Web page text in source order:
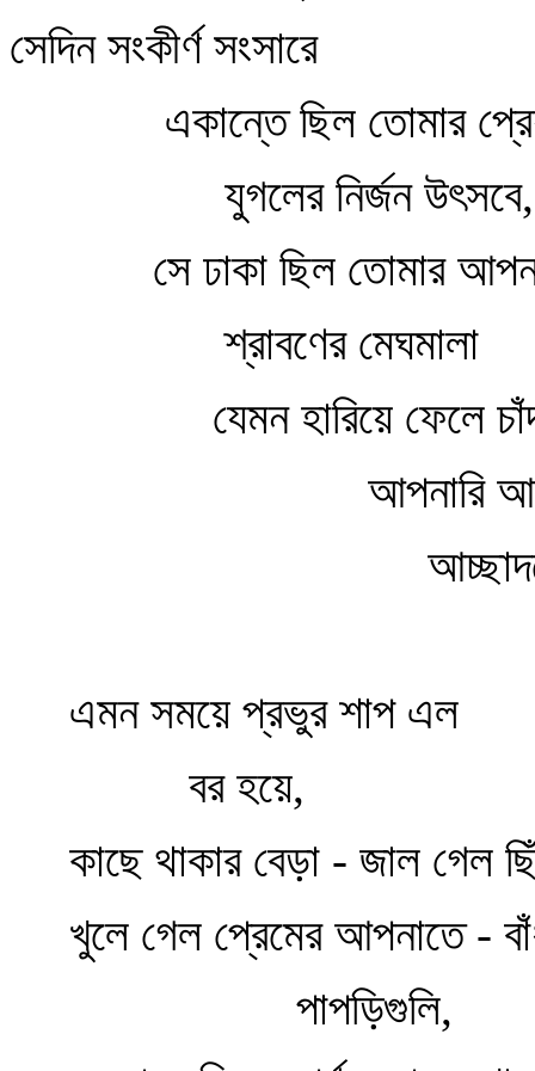
সেদিন সংকীর্ণ সংসারে
একান্তে ছিল তোমার
যুগলের নির্জন উৎসবে,
সে ঢাকা ছিল তোমার
শ্রাবণের মেঘমালা
যেমন হারিয়ে ফেলে
আপনারি
এমন সময়ে প্রভুর শাপ এল
বর হয়ে,
কাছে থাকার বেড়া - জাল গেল
খুলে গেল প্রেমের আপনাতে -
পাপড়িগুলি,